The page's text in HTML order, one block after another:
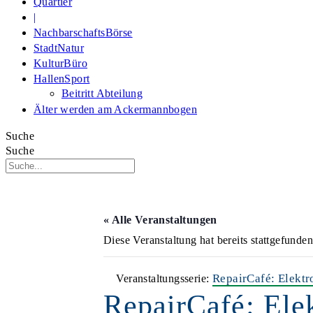
|
NachbarschaftsBörse
StadtNatur
KulturBüro
HallenSport
Beitritt Abteilung
Älter werden am Ackermannbogen
Suche
Suche
« Alle Veranstaltungen
Diese Veranstaltung hat bereits
Veranstaltungsserie: RepairCafé:
RepairCafé: